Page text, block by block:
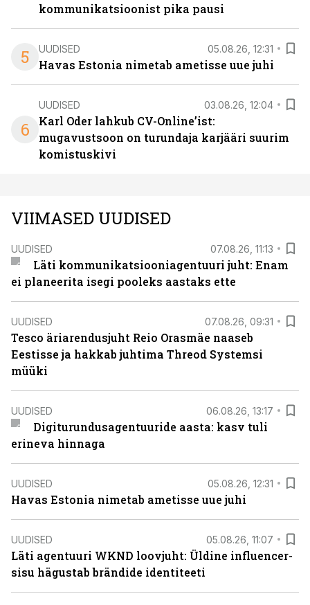
kommunikatsioonist pika pausi
5 UUDISED 05.08.26, 12:31
Havas Estonia nimetab ametisse uue juhi
6
UUDISED 03.08.26, 12:04
Karl Oder lahkub CV-Online’ist:
mugavustsoon on turundaja karjääri suurim
komistuskivi
VIIMASED UUDISED
UUDISED 07.08.26, 11:13
Läti kommunikatsiooniagentuuri juht: Enam
ei planeerita isegi pooleks aastaks ette
UUDISED 07.08.26, 09:31
Tesco äriarendusjuht Reio Orasmäe naaseb
Eestisse ja hakkab juhtima Threod Systemsi
müüki
UUDISED 06.08.26, 13:17
Digiturundusagentuuride aasta: kasv tuli
erineva hinnaga
UUDISED 05.08.26, 12:31
Havas Estonia nimetab ametisse uue juhi
UUDISED 05.08.26, 11:07
Läti agentuuri WKND loovjuht: Üldine influencer-
sisu hägustab brändide identiteeti